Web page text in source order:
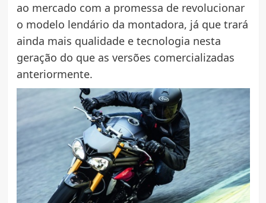
ao mercado com a promessa de revolucionar
o modelo lendário da montadora, já que trará
ainda mais qualidade e tecnologia nesta
geração do que as versões comercializadas
anteriormente.